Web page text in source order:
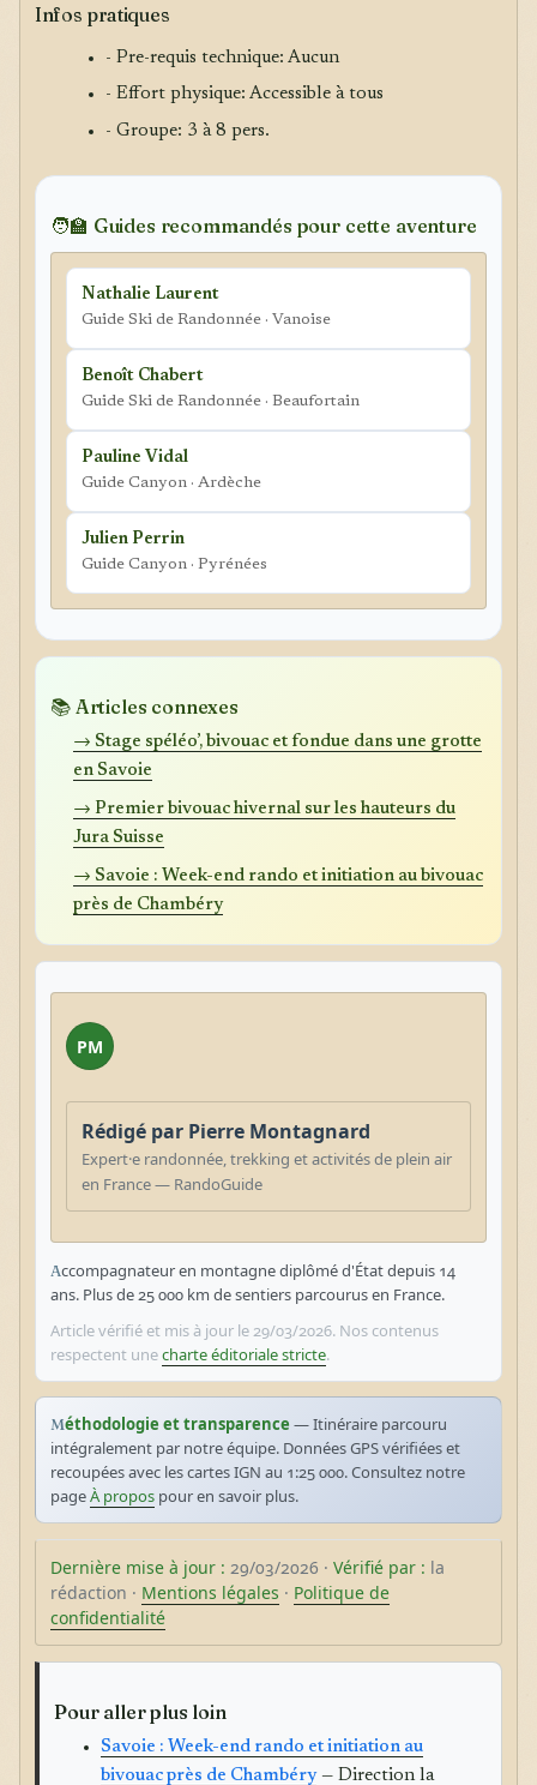
Infos pratiques
- Pre-requis technique: Aucun
- Effort physique: Accessible à tous
- Groupe: 3 à 8 pers.
🧑‍🏫 Guides recommandés pour cette aventure
Nathalie Laurent
Guide Ski de Randonnée · Vanoise
Benoît Chabert
Guide Ski de Randonnée · Beaufortain
Pauline Vidal
Guide Canyon · Ardèche
Julien Perrin
Guide Canyon · Pyrénées
📚 Articles connexes
→ Stage spéléo’, bivouac et fondue dans une grotte
en Savoie
→ Premier bivouac hivernal sur les hauteurs du
Jura Suisse
→ Savoie : Week-end rando et initiation au bivouac
près de Chambéry
PM
Rédigé par Pierre Montagnard
Expert·e randonnée, trekking et activités de plein air
en France — RandoGuide
Accompagnateur en montagne diplômé d'État depuis 14
ans. Plus de 25 000 km de sentiers parcourus en France.
Article vérifié et mis à jour le 29/03/2026. Nos contenus
respectent unecharte éditoriale stricte.
Méthodologie et transparence — Itinéraire parcouru
intégralement par notre équipe. Données GPS vérifiées et
recoupées avec les cartes IGN au 1:25 000. Consultez notre
pageÀ propos pour en savoir plus.
Dernière mise à jour : 29/03/2026 · Vérifié par : la
rédaction · Mentions légales · Politique de
confidentialité
Pour aller plus loin
Savoie : Week-end rando et initiation au
bivouac près de Chambéry— Direction la